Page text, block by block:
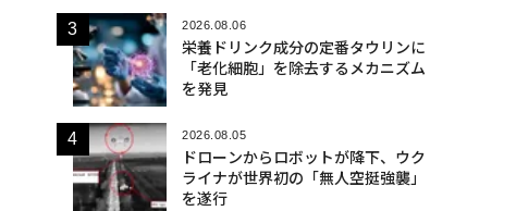
2026.08.06
栄養ドリンク成分の定番タウリンに
「老化細胞」を除去するメカニズム
を発見
2026.08.05
ドローンからロボットが降下、ウク
ライナが世界初の「無人空挺強襲」
を遂行